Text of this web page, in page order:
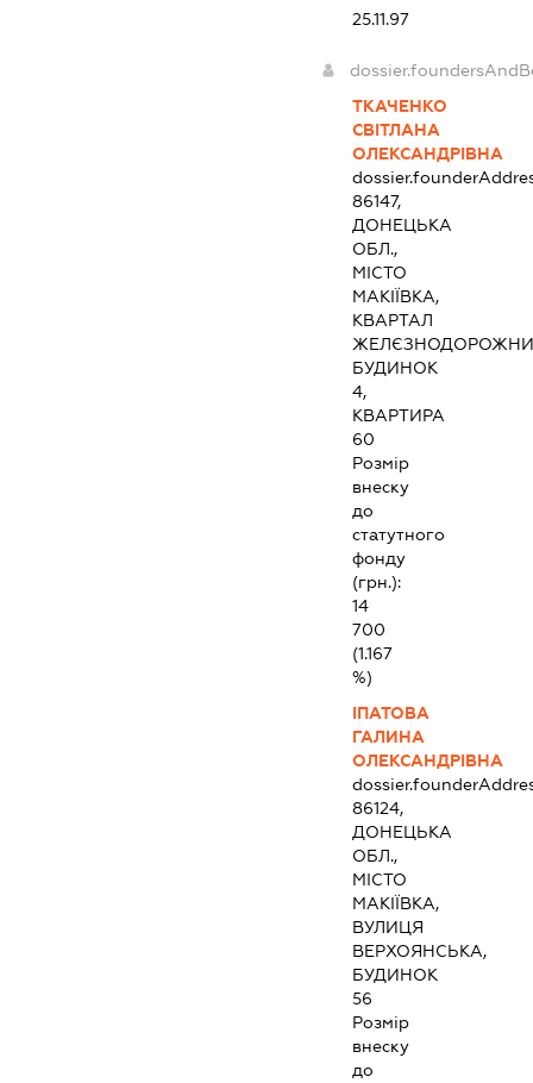
25.11.97
ТКАЧЕНКО
СВІТЛАНА
ОЛЕКСАНДРІВНА
86147,
ДОНЕЦЬКА
ОБЛ.,
МІСТО
МАКІЇВКА,
КВАРТАЛ
БУДИНОК
4,
КВАРТИРА
60
Розмір
внеску
до
статутного
фонду
(грн.):
14
700
(1.167
%)
ІПАТОВА
ГАЛИНА
ОЛЕКСАНДРІВНА
86124,
ДОНЕЦЬКА
ОБЛ.,
МІСТО
МАКІЇВКА,
ВУЛИЦЯ
ВЕРХОЯНСЬКА,
БУДИНОК
56
Розмір
внеску
до